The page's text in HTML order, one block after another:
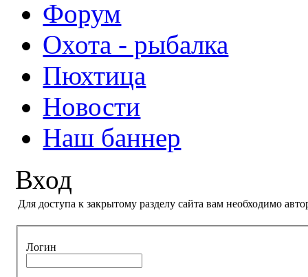
Форум
Охота - рыбалка
Пюхтица
Новости
Наш баннер
Вход
Для доступа к закрытому разделу сайта вам необходимо
Логин